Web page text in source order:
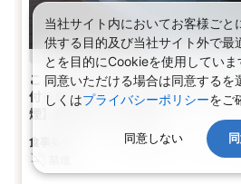
こころに響く旅★北海道マルチクー
付※専用アプリのダウンロード必須
煙】和室(1名～5名1室)
食事なし 1～5名
当社サイト内においてお客様ごと
供する目的及び当社サイト外で最
とを目的にCookieを使用してい
同意いただける場合は同意するを
しくはプライバシーポリシーをご
同意しない